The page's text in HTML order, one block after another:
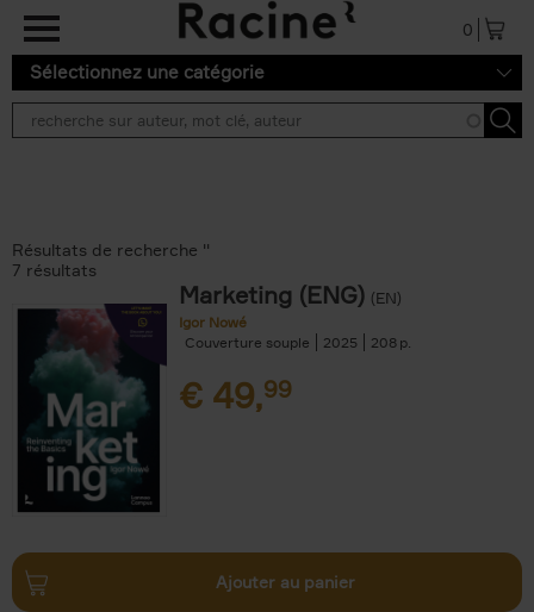
Aller au contenu principal
0
Sélectionnez une catégorie
Résultats de recherche ''
7 résultats
Marketing (ENG) (EN)
Igor Nowé
Couverture souple
2025 208
€ 49,99
Ajouter au panier